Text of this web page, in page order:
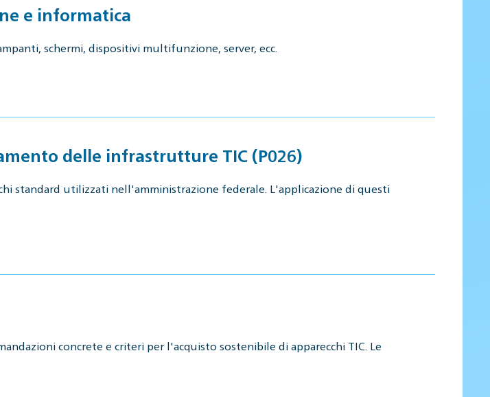
e informatica
schermi, dispositivi multifunzione, server, ecc.
delle infrastrutture TIC (P026)
standard utilizzati nell'amministrazione federale. L'applicazione di questi
concrete e criteri per l'acquisto sostenibile di apparecchi TIC. Le